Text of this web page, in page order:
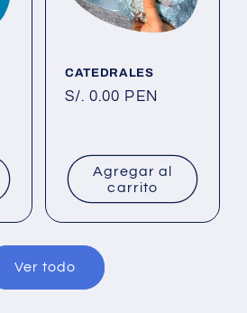
CATEDRALES
Precio
S/. 0.00 PEN
Agregar al
carrito
Ver todo